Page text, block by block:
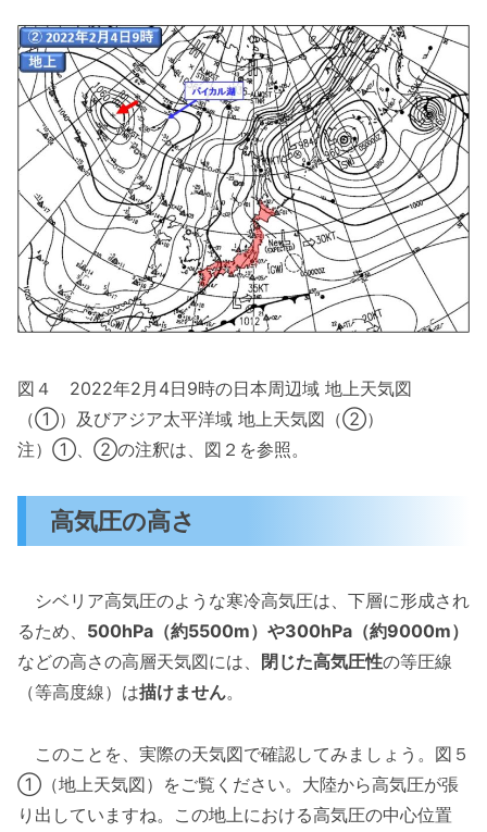
図４ 2022年2月4日9時の日本周辺域 地上天気図
（①）及びアジア太平洋域 地上天気図（②）
注）①、②の注釈は、図２を参照。
高気圧の高さ
シベリア高気圧のような寒冷高気圧は、下層に形成され
るため、 500hPa（約5500m）や300hPa（約9000m）
などの高さの高層天気図には、 閉じた高気圧性の等圧線
（等高度線）は描けません。
このことを、実際の天気図で確認してみましょう。図５
①（地上天気図）をご覧ください。大陸から高気圧が張
り出していますね。この地上における高気圧の中心位置